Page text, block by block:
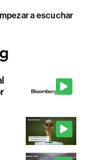
a escuchar